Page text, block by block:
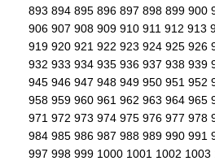
893 894 895 896 897 898 899 900
906 907 908 909 910 911 912 913
919 920 921 922 923 924 925 926
932 933 934 935 936 937 938 939
945 946 947 948 949 950 951 952
958 959 960 961 962 963 964 965
971 972 973 974 975 976 977 978
984 985 986 987 988 989 990 991
997 998 999 1000 1001 1002 1003